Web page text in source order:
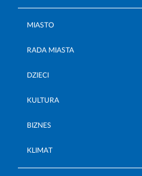
MIASTO
RADA MIASTA
DZIECI
KULTURA
BIZNES
KLIMAT